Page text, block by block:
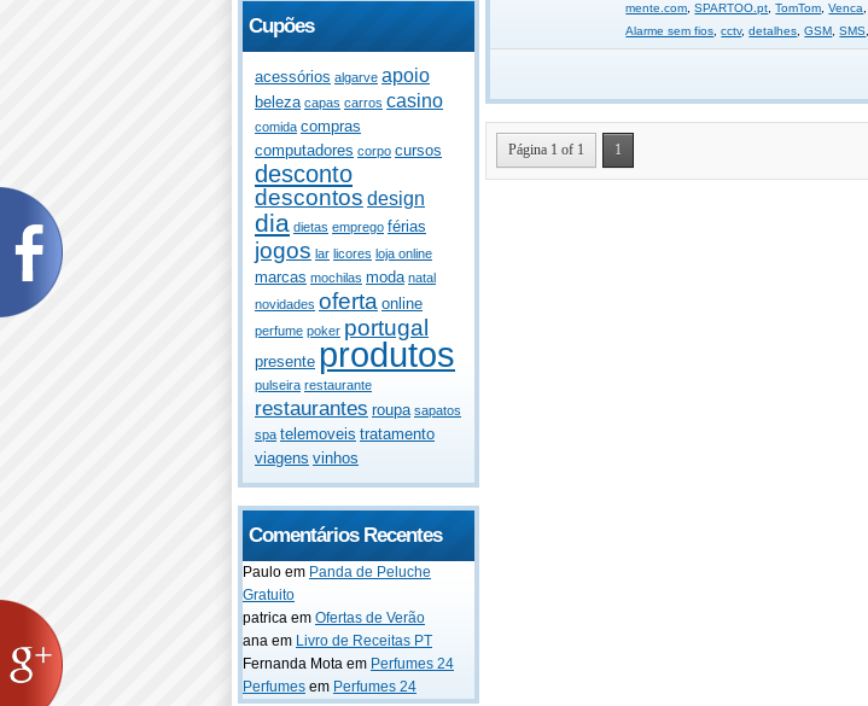
Cupões
acessórios algarve apoio
beleza capas carros casino
comida compras
computadores corpo cursos
desconto
descontos design
dia dietas emprego férias
jogos lar licores loja online
marcas mochilas moda natal
novidades oferta online
perfume poker portugal
presente produtos
pulseira restaurante
restaurantes roupa sapatos
spa telemoveis tratamento
viagens vinhos
Comentários Recentes
Paulo em Panda de Peluche
Gratuito
patrica em Ofertas de Verão
ana em Livro de Receitas PT
Fernanda Mota em Perfumes 24
Perfumes em Perfumes 24
mente.com ,SPARTOO.pt ,TomTom ,Venca
Alarme sem fios ,cctv,detalhes ,GSM ,SMS
Página 1 of 1 1